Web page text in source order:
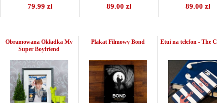
79.99 zł 89.00 zł 89.00 zł
Obramowana Okładka My
Super Boyfriend
Plakat Filmowy Bond Etui na telefon - The